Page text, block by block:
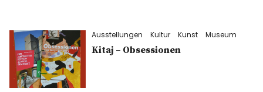
Ausstellungen Kultur Kunst Museum
Kitaj – Obsessionen